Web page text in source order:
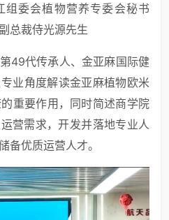
组委会植物营养专委会秘书
总裁侍光源先生
49代传承人、金亚麻国际健
业角度解读金亚麻植物欧米
重要作用，同时简述商学院
营需求，开发并落地专业人
备优质运营人才。